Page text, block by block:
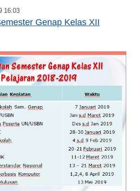
16:03
Genap Kelas XII